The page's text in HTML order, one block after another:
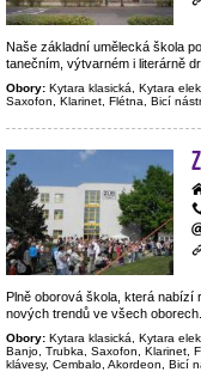
Naše základní umělecká škola
tanečním, výtvarném i literárně
Obory: Kytara klasická, Kytara
Saxofon, Klarinet, Flétna, Bicí
Plně oborová škola, která nabízí
nových trendů ve všech oborech.
Obory: Kytara klasická, Kytara
Banjo, Trubka, Saxofon, Klarinet,
klávesy, Cembalo, Akordeon, Bicí